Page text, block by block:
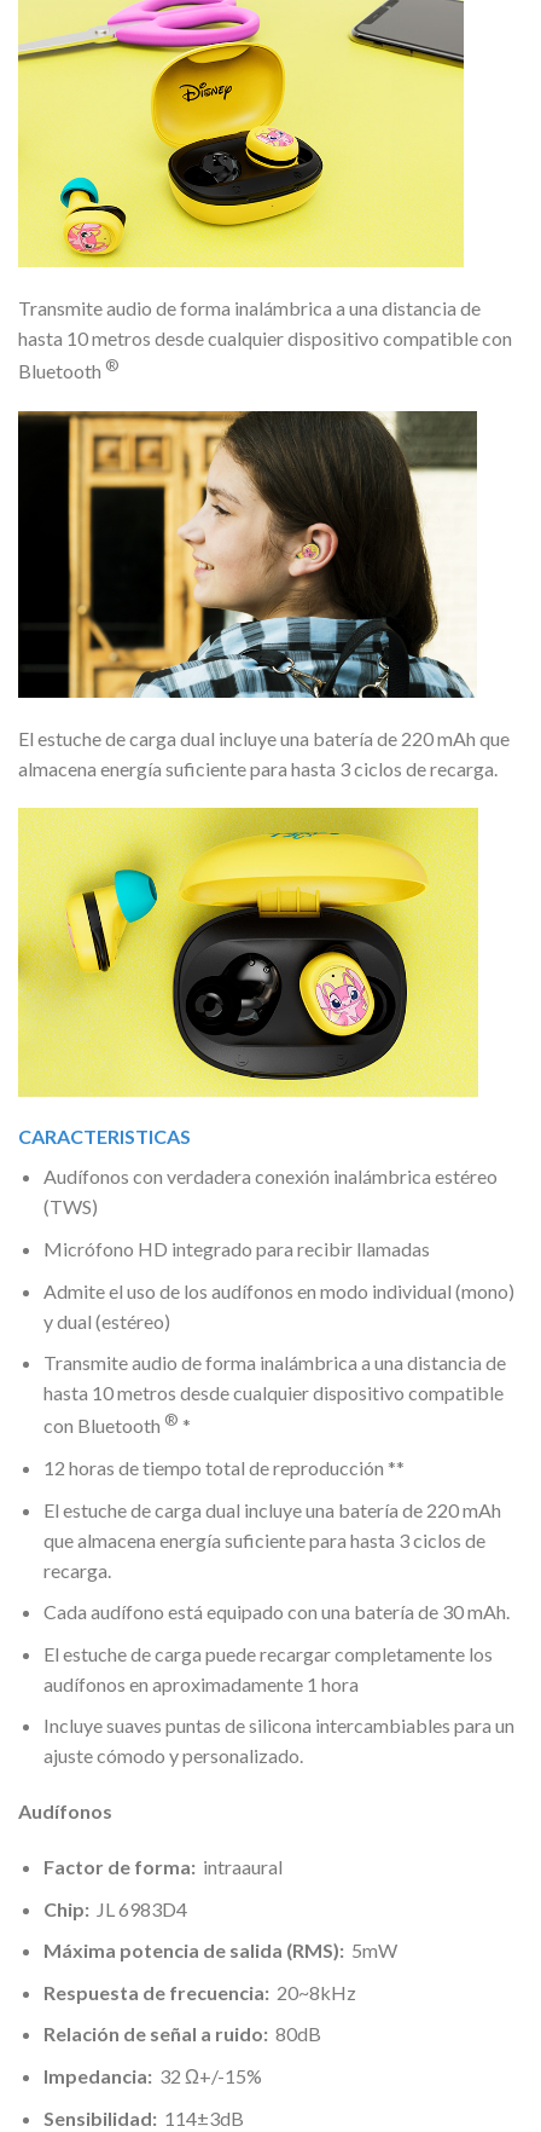
Transmite audio de forma inalámbrica a una distancia de
hasta 10 metros desde cualquier dispositivo compatible con
Bluetooth ®
El estuche de carga dual incluye una batería de 220 mAh que
almacena energía suficiente para hasta 3 ciclos de recarga.
CARACTERISTICAS
Audífonos con verdadera conexión inalámbrica estéreo
(TWS)
Micrófono HD integrado para recibir llamadas
Admite el uso de los audífonos en modo individual (mono)
y dual (estéreo)
Transmite audio de forma inalámbrica a una distancia de
hasta 10 metros desde cualquier dispositivo compatible
con Bluetooth ® *
12 horas de tiempo total de reproducción **
El estuche de carga dual incluye una batería de 220 mAh
que almacena energía suficiente para hasta 3 ciclos de
recarga.
Cada audífono está equipado con una batería de 30 mAh.
El estuche de carga puede recargar completamente los
audífonos en aproximadamente 1 hora
Incluye suaves puntas de silicona intercambiables para un
ajuste cómodo y personalizado.
Audífonos
Factor de forma: intraaural
Chip: JL 6983D4
Máxima potencia de salida (RMS): 5mW
Respuesta de frecuencia: 20~8kHz
Relación de señal a ruido: 80dB
Impedancia: 32 Ω+/-15%
Sensibilidad: 114±3dB